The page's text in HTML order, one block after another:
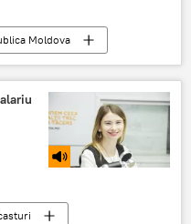
Moldova